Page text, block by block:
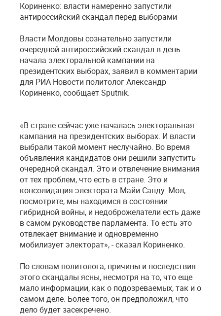
Кориненко: власти намеренно запустили
антироссийский скандал перед выборами
Власти Молдовы сознательно запустили
очередной антироссийский скандал в день
начала электоральной кампании на
президентских выборах, заявил в комментарии
для РИА Новости политолог Александр
Кориненко, сообщает Sputnik.
«В стране сейчас уже началась электоральная
кампания на президентских выборах. И власти
выбрали такой момент неслучайно. Во время
объявления кандидатов они решили запустить
очередной скандал. Это и отвлечение внимания
от тех проблем, что есть в стране. Это и
консолидация электората Майи Санду. Мол,
посмотрите, мы находимся в состоянии
гибридной войны, и недоброжелатели есть даже
в самом руководстве парламента. То есть это
отвлекает внимание и одновременно
мобилизует электорат», - сказал Кориненко.
По словам политолога, причины и последствия
этого скандалы ясны, несмотря на то, что еще
мало информации, как о подозреваемых, так и о
самом деле. Более того, он предположил, что
дело будет засекречено.